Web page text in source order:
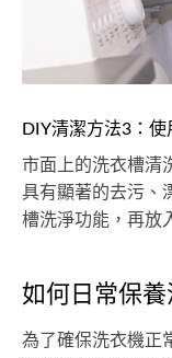
DIY清潔方法3：
市面上的洗衣槽清
具有顯著的去污、
槽洗淨功能，再放
如何日常保養
為了確保洗衣機正